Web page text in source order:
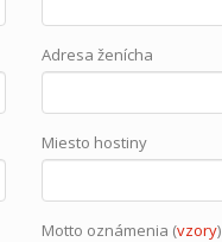
Adresa ženícha
Miesto hostiny
Motto oznámenia (vzory)